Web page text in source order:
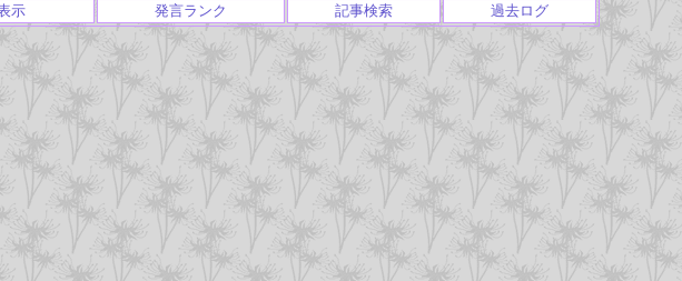
示 発言ランク 記事検索 過去ログ